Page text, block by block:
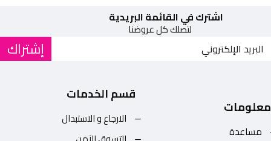
اشترك في القائمة البريدية
لتصلك كل عروضنا
إشتراك
معلومات
مساعدة
قسم الخدمات
الارجاع و الاستبدال